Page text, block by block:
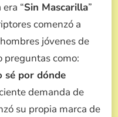
“Sin Mascarilla”
comenzó a
jóvenes de
preguntas como:
sé por dónde
demanda de
su propia marca de